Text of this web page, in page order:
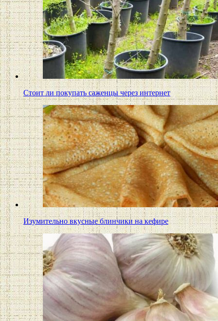
Стоит ли покупать саженцы через интернет
Изумительно вкусные блинчики на кефире